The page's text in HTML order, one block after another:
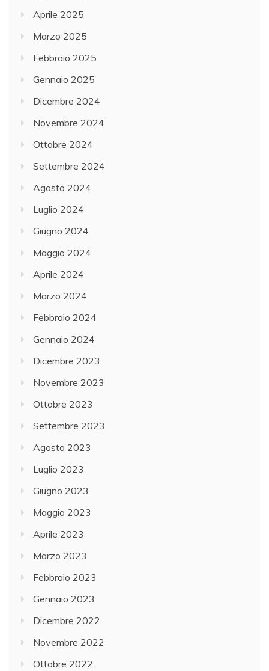
Aprile 2025
Marzo 2025
Febbraio 2025
Gennaio 2025
Dicembre 2024
Novembre 2024
Ottobre 2024
Settembre 2024
Agosto 2024
Luglio 2024
Giugno 2024
Maggio 2024
Aprile 2024
Marzo 2024
Febbraio 2024
Gennaio 2024
Dicembre 2023
Novembre 2023
Ottobre 2023
Settembre 2023
Agosto 2023
Luglio 2023
Giugno 2023
Maggio 2023
Aprile 2023
Marzo 2023
Febbraio 2023
Gennaio 2023
Dicembre 2022
Novembre 2022
Ottobre 2022